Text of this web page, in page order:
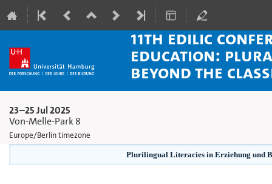
11th EDiLiC
Education:
beyond the
23–25 Jul 2025
Von-Melle-Park 8
Europe/Berlin timezone
Plurilingual Literacies in Erziehung und